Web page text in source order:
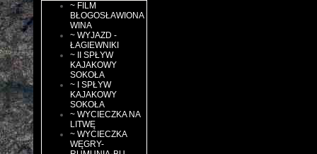
~ FILM
BŁOGOSŁAWIONA
WINA
~ WYJAZD -
ŁAGIEWNIKI
~ II SPŁYW
KAJAKOWY
SOKOŁA
~ I SPŁYW
KAJAKOWY
SOKOŁA
~ WYCIECZKA NA
LITWĘ
~ WYCIECZKA
WĘGRY-